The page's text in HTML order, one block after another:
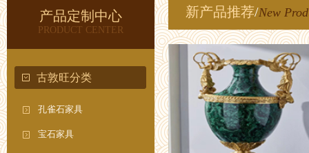
产品定制中心
PRODUCT CENTER
古敦旺分类
孔雀石家具
宝石家具
新产品推荐/New